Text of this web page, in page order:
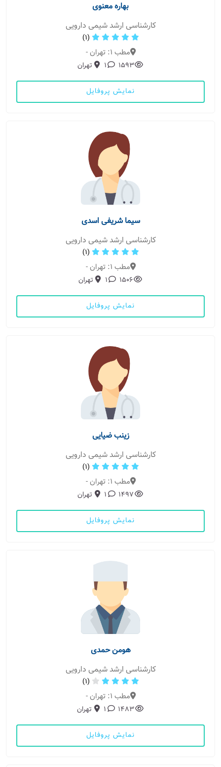
بهاره معنوی
کارشناسی ارشد شیمی دارویی
(1)
مطب 1: تهران -
1593
1 تهران
نمایش پروفایل
سیما شریفی اسدی
کارشناسی ارشد شیمی دارویی
(1)
مطب 1: تهران -
1506
1 تهران
نمایش پروفایل
زینب ضیایی
کارشناسی ارشد شیمی دارویی
(1)
مطب 1: تهران -
1497
1 تهران
نمایش پروفایل
هومن حمدی
کارشناسی ارشد شیمی دارویی
(1)
مطب 1: تهران -
1483
1 تهران
نمایش پروفایل